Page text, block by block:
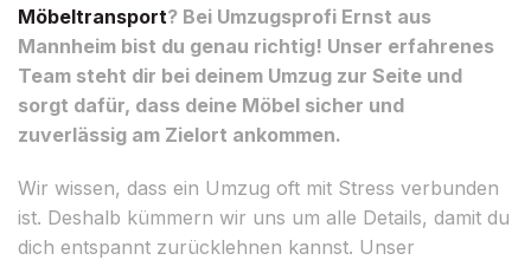
Möbeltransport? Bei Umzugsprofi Ernst aus
Mannheim bist du genau richtig! Unser erfahrenes
Team steht dir bei deinem Umzug zur Seite und
sorgt dafür, dass deine Möbel sicher und
zuverlässig am Zielort ankommen.
Wir wissen, dass ein Umzug oft mit Stress verbunden
ist. Deshalb kümmern wir uns um alle Details, damit du
dich entspannt zurücklehnen kannst. Unser